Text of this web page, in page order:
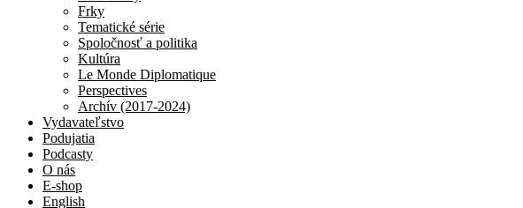
Frky
Tematické série
Spoločnosť a politika
Kultúra
Le Monde Diplomatique
Perspectives
Archív (2017-2024)
Vydavateľstvo
Podujatia
Podcasty
O nás
E-shop
English